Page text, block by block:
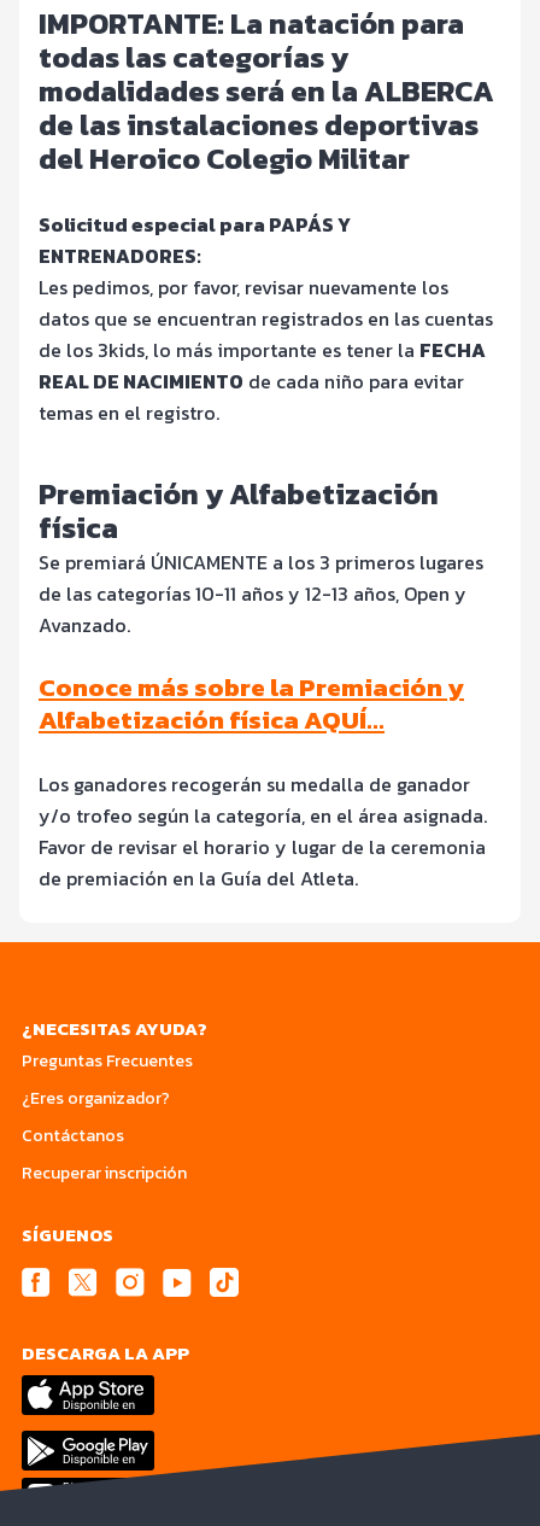
IMPORTANTE: La natación para
todas las categorías y
modalidades será en la ALBERCA
de las instalaciones deportivas
del Heroico Colegio Militar
Solicitud especial para PAPÁS Y
ENTRENADORES:
Les pedimos, por favor, revisar nuevamente los
datos que se encuentran registrados en las cuentas
de los 3kids, lo más importante es tener la FECHA
REAL DE NACIMIENTO de cada niño para evitar
temas en el registro.
Premiación y Alfabetización
física
Se premiará ÚNICAMENTE a los 3 primeros lugares
de las categorías 10-11 años y 12-13 años, Open y
Avanzado.
Conoce más sobre la Premiación y
Alfabetización física AQUÍ…
Los ganadores recogerán su medalla de ganador
y/o trofeo según la categoría, en el área asignada.
Favor de revisar el horario y lugar de la ceremonia
de premiación en la Guía del Atleta.
¿NECESITAS AYUDA?
Preguntas Frecuentes
¿Eres organizador?
Contáctanos
Recuperar inscripción
SÍGUENOS
DESCARGA LA APP